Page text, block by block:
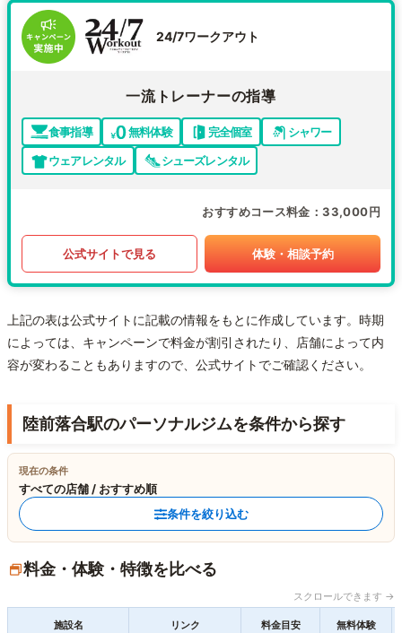
24/7ワークアウト
一流トレーナーの指導
食事指導 無料体験 完全個室
シャワー
ウェアレンタル
シューズレンタル
おすすめコース料金 33,000円
公式サイトで見る 体験・相談予約
上記の表は公式サイトに記載の情報をもとに作成しています。時期
によっては、キャンペーンで料金が割引されたり、店舗によって内
容が変わることもありますので、公式サイトでご確認ください。
陸前落合駅のパーソナルジムを条件から探す
現在の条件
すべての店舗 / おすすめ順
条件を絞り込む
料金・体験・特徴を比べる
スクロールできます →
施設名 リンク 料金目安 無料体験